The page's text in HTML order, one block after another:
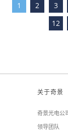
1 2 3
12
关于奇景
奇景光电公
领导团队